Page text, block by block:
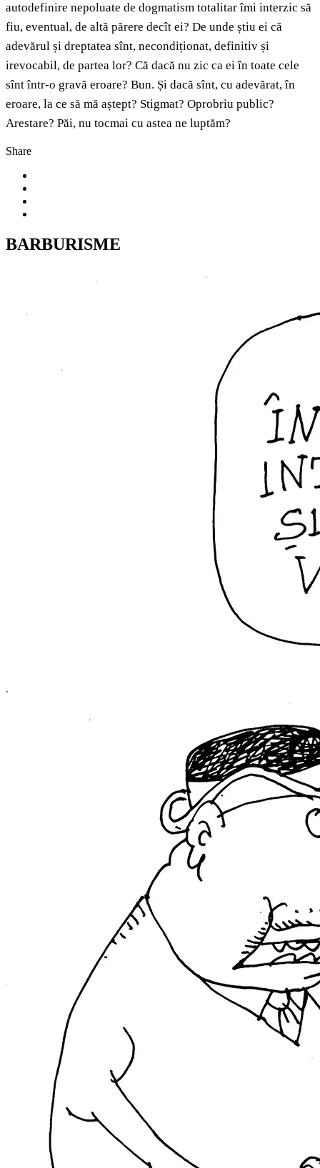
autodefinire nepoluate de dogmatism totalitar îmi interzic să
fiu, eventual, de altă părere decît ei? De unde știu ei că
adevărul și dreptatea sînt, necondiționat, definitiv și
irevocabil, de partea lor? Că dacă nu zic ca ei în toate cele
sînt într-o gravă eroare? Bun. Și dacă sînt, cu adevărat, în
eroare, la ce să mă aștept? Stigmat? Oprobriu public?
Arestare? Păi, nu tocmai cu astea ne luptăm?
Share
BARBURISME